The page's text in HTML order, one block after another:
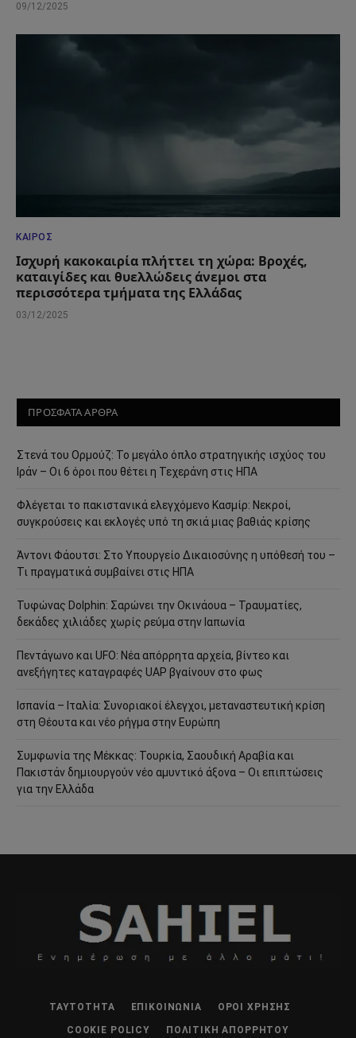
09/12/2025
ΚΑΙΡΌΣ
Ισχυρή κακοκαιρία πλήττει τη χώρα: Βροχές,
καταιγίδες και θυελλώδεις άνεμοι στα
περισσότερα τμήματα της Ελλάδας
03/12/2025
ΠΡΟΣΦΑΤΑ ΑΡΘΡΑ
Στενά του Ορμούζ: Το μεγάλο όπλο στρατηγικής ισχύος του
Ιράν – Οι 6 όροι που θέτει η Τεχεράνη στις ΗΠΑ
Φλέγεται το πακιστανικά ελεγχόμενο Κασμίρ: Νεκροί,
συγκρούσεις και εκλογές υπό τη σκιά μιας βαθιάς κρίσης
Άντονι Φάουτσι: Στο Υπουργείο Δικαιοσύνης η υπόθεσή του –
Τι πραγματικά συμβαίνει στις ΗΠΑ
Τυφώνας Dolphin: Σαρώνει την Οκινάουα – Τραυματίες,
δεκάδες χιλιάδες χωρίς ρεύμα στην Ιαπωνία
Πεντάγωνο και UFO: Νέα απόρρητα αρχεία, βίντεο και
ανεξήγητες καταγραφές UAP βγαίνουν στο φως
Ισπανία – Ιταλία: Συνοριακοί έλεγχοι, μεταναστευτική κρίση
στη Θέουτα και νέο ρήγμα στην Ευρώπη
Συμφωνία της Μέκκας: Τουρκία, Σαουδική Αραβία και
Πακιστάν δημιουργούν νέο αμυντικό άξονα – Οι επιπτώσεις
για την Ελλάδα
ΤΑΥΤΌΤΗΤΑ ΕΠΙΚΟΙΝΩΝΊΑ ΌΡΟΙ ΧΡΉΣΗΣ
COOKIE POLICY ΠΟΛΙΤΙΚΉ ΑΠΟΡΡΉΤΟΥ